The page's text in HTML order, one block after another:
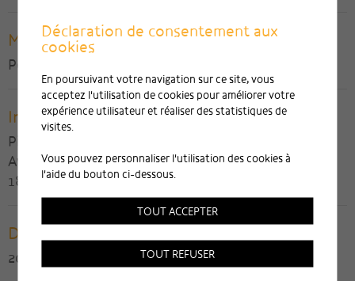
Maître de l'ouvrage
Perce-Neige SA
Ingénieur civil
Pierre-Marie Fornage SA
Avenue des Alpes 3
1870 Monthey
Date de réalisation
2016
Déclaration de consentement aux
cookies
En poursuivant votre navigation sur ce site, vous
acceptez l'utilisation de cookies pour améliorer votre
expérience utilisateur et réaliser des statistiques de
visites.
Vous pouvez personnaliser l'utilisation des cookies à
l'aide du bouton ci-dessous.
TOUT ACCEPTER
TOUT REFUSER